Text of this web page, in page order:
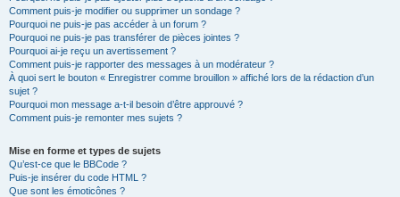
Comment puis-je modifier ou supprimer un sondage ?
Pourquoi ne puis-je pas accéder à un forum ?
Pourquoi ne puis-je pas transférer de pièces jointes ?
Pourquoi ai-je reçu un avertissement ?
Comment puis-je rapporter des messages à un modérateur ?
À quoi sert le bouton « Enregistrer comme brouillon » affiché lors de la rédaction d’un
sujet ?
Pourquoi mon message a-t-il besoin d’être approuvé ?
Comment puis-je remonter mes sujets ?
Mise en forme et types de sujets
Qu’est-ce que le BBCode ?
Puis-je insérer du code HTML ?
Que sont les émoticônes ?